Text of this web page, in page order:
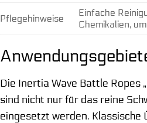
Pflegehinweise
Einfache
Chemikalien,
Die Inertia Wave Battle Ropes
sind nicht nur für das reine
eingesetzt werden. Klassische